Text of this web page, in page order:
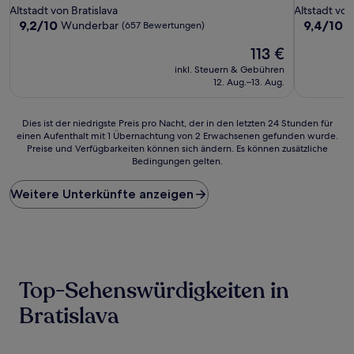
Sterne-
Unterkunft
Altstadt von Bratislava
9.2
9,2/10 Wunderbar (657 Bewertungen)
Der
Preis
beträgt
113 €
inkl. Steuern & Gebühren
12. Aug.–13. Aug.
Sterne-
Altstadt
9.4
9,4/10
Dies
ist
Preis
pro
Nacht,
24 Stunden
einen
Aufenthalt
Dies ist der niedrigste Preis pro Nacht, der in den letzten 24 Stunden für
einen Aufenthalt mit 1 Übernachtung von 2 Erwachsenen gefunden wurde.
Preise und Verfügbarkeiten können sich ändern. Es können zusätzliche
Bedingungen gelten.
Weitere Unterkünfte anzeigen
Top-Sehenswürdigkeiten in
Bratislava